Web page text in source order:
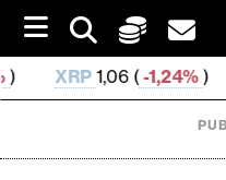
i
p
t
o
SOL 73,97 (-